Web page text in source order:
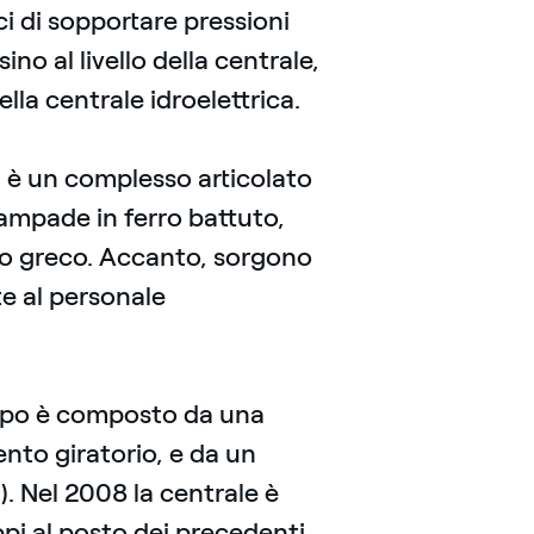
di sopportare pressioni
al livello della centrale,
centrale idroelettrica.
è un complesso articolato
in ferro battuto,
greco. Accanto, sorgono
al personale
è composto da una
giratorio, e da un
Nel 2008 la centrale è